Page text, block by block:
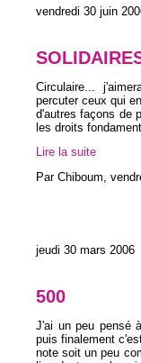
vendredi 30 juin
Circulaire...
percuter ceux qui
d'autres façons de
les droits
Lire la suite
Par Chiboum,
jeudi 30 mars 2006
500
J'ai un peu pensé
puis finalement
note soit un peu